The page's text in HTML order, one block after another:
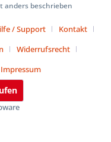
anders beschrieben
/ Support
Kontakt
Widerrufsrecht
Impressum